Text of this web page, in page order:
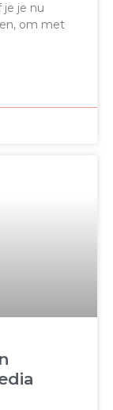
je je nu
om met